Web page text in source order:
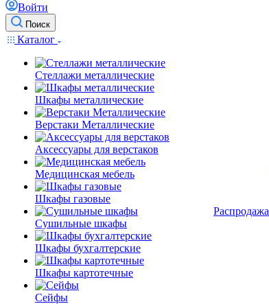
Войти
Поиск
Каталог
Стеллажи металлические
Шкафы металлические
Верстаки Металлические
Аксессуары для верстаков
Медицинская мебель
Шкафы газовые
Сушильные шкафы
Шкафы бухгалтерские
Шкафы картотечные
Сейфы
Распродажа